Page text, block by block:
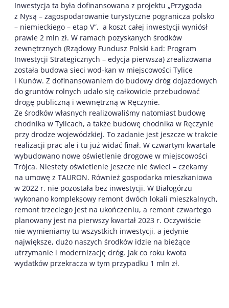
Inwestycja ta była dofinansowana z projektu „Przygoda
z Nysą – zagospodarowanie turystyczne pogranicza polsko
– niemieckiego – etap V”, a koszt całej inwestycji wyniósł
prawie 2 mln zł. W ramach pozyskanych środków
zewnętrznych (Rządowy Fundusz Polski Ład: Program
Inwestycji Strategicznych – edycja pierwsza) zrealizowana
została budowa sieci wod-kan w miejscowości Tylice
i Kunów. Z dofinansowaniem do budowy dróg dojazdowych
do gruntów rolnych udało się całkowicie przebudować
drogę publiczną i wewnętrzną w Ręczynie.
Ze środków własnych realizowaliśmy natomiast budowę
chodnika w Tylicach, a także budowę chodnika w Ręczynie
przy drodze wojewódzkiej. To zadanie jest jeszcze w trakcie
realizacji prac ale i tu już widać finał. W czwartym kwartale
wybudowano nowe oświetlenie drogowe w miejscowości
Trójca. Niestety oświetlenie jeszcze nie świeci – czekamy
na umowę z TAURON. Również gospodarka mieszkaniowa
w 2022 r. nie pozostała bez inwestycji. W Białogórzu
wykonano kompleksowy remont dwóch lokali mieszkalnych,
remont trzeciego jest na ukończeniu, a remont czwartego
planowany jest na pierwszy kwartał 2023 r. Oczywiście
nie wymieniamy tu wszystkich inwestycji, a jedynie
największe, dużo naszych środków idzie na bieżące
utrzymanie i modernizację dróg. Jak co roku kwota
wydatków przekracza w tym przypadku 1 mln zł.